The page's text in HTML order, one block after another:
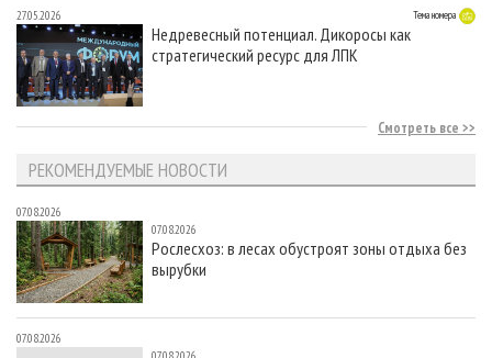
27.05.2026 Тема номера
Недревесный потенциал. Дикоросы как
стратегический ресурс для ЛПК
Смотреть все
РЕКОМЕНДУЕМЫЕ НОВОСТИ
07.08.2026
07.08.2026
Рослесхоз: в лесах обустроят зоны отдыха без
вырубки
07.08.2026